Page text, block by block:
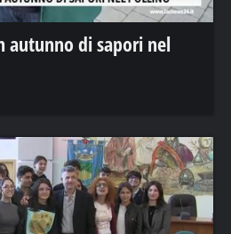
autunno di sapori nel